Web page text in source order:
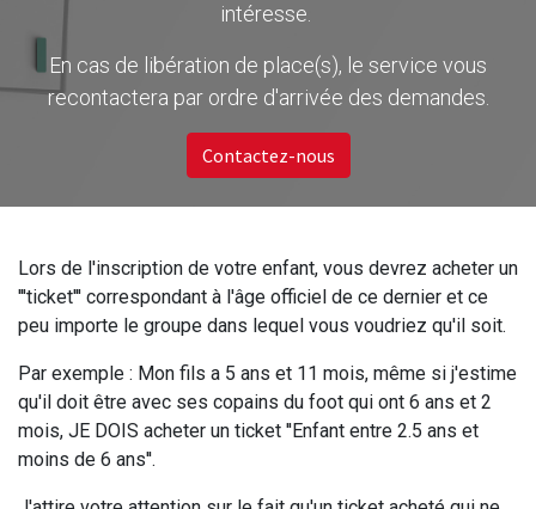
intéresse.
En cas de libération de place(s), le service vous
recontactera par ordre d'arrivée des demandes.
Contactez-nous
Lors de l'inscription de votre enfant, vous devrez acheter un
'''ticket''' correspondant à l'âge officiel de ce dernier et ce
peu importe le groupe dans lequel vous voudriez qu'il soit.
Par exemple : Mon fils a 5 ans et 11 mois, même si j'estime
qu'il doit être avec ses copains du foot qui ont 6 ans et 2
mois, JE DOIS acheter un ticket ''Enfant entre 2.5 ans et
moins de 6 ans''.